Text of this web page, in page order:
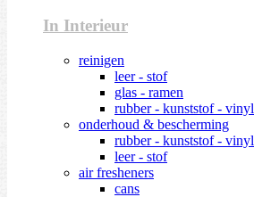
In Interieur
reinigen
leer - stof
glas - ramen
rubber - kunststof - vinyl
onderhoud & bescherming
rubber - kunststof - vinyl
leer - stof
air fresheners
cans